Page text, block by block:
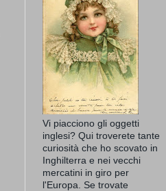
Vi piacciono gli oggetti
inglesi? Qui troverete tante
curiosità che ho scovato in
Inghilterra e nei vecchi
mercatini in giro per
l'Europa. Se trovate